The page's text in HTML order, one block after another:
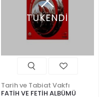
TÜKENDİ
Tarih ve Tabiat Vakfı
FATİH VE FETİH ALBÜMÜ